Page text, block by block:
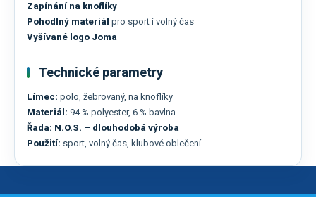
Zapínání na knoflíky
Pohodlný materiál pro sport i volný čas
Vyšívané logo Joma
Technické parametry
Límec: polo, žebrovaný, na knoflíky
Materiál: 94 % polyester, 6 % bavlna
Řada: N.O.S. – dlouhodobá výroba
Použití: sport, volný čas, klubové oblečení